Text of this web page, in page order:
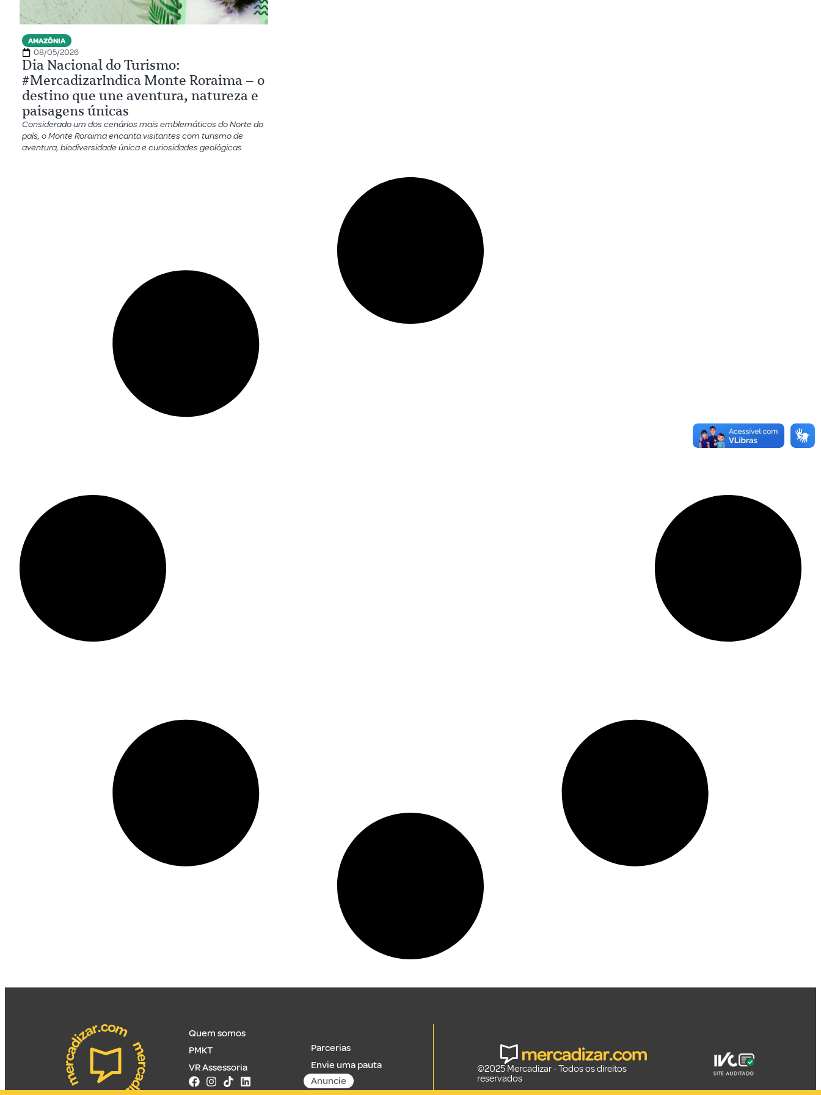
AMAZÔNIA
08/05/2026
Dia Nacional do Turismo:
#MercadizarIndica Monte Roraima – o
destino que une aventura, natureza e
paisagens únicas
Considerado um dos cenários mais emblemáticos do Norte do
país, o Monte Roraima encanta visitantes com turismo de
aventura, biodiversidade única e curiosidades geológicas
Quem somos
PMKT
VR Assessoria
Parcerias
Envie uma pauta
Anuncie
©2025 Mercadizar - Todos os direitos
reservados